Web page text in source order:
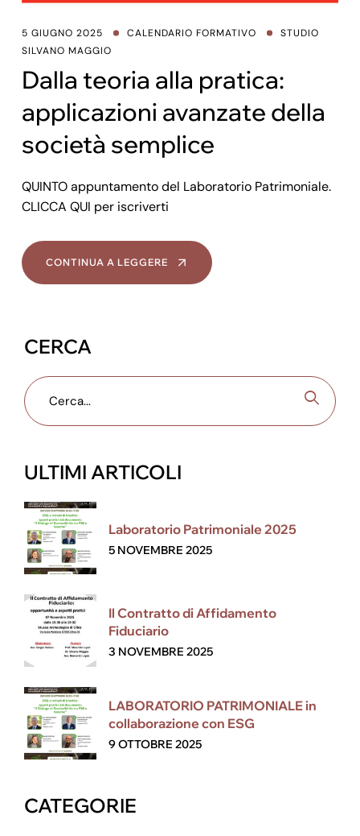
5 GIUGNO 2025 CALENDARIO FORMATIVO
STUDIO
SILVANO MAGGIO
Dalla teoria alla pratica:
applicazioni avanzate della
società semplice
QUINTO appuntamento del Laboratorio Patrimoniale.
CLICCA QUI per iscriverti
CONTINUA A LEGGERE
CERCA
ULTIMI ARTICOLI
Laboratorio Patrimoniale 2025
5 NOVEMBRE 2025
Il Contratto di Affidamento
Fiduciario
3 NOVEMBRE 2025
LABORATORIO PATRIMONIALE in
collaborazione con ESG
9 OTTOBRE 2025
CATEGORIE